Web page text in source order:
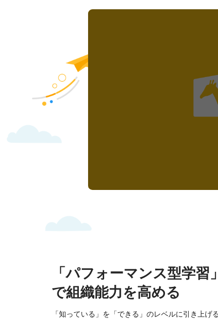
「パフォーマンス型学習
で組織能力を高める
「知っている」を「できる」のレベルに引き上げ